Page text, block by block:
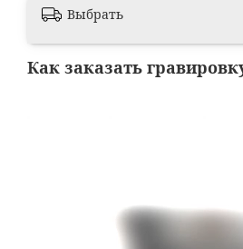
Выбрать
Как заказать